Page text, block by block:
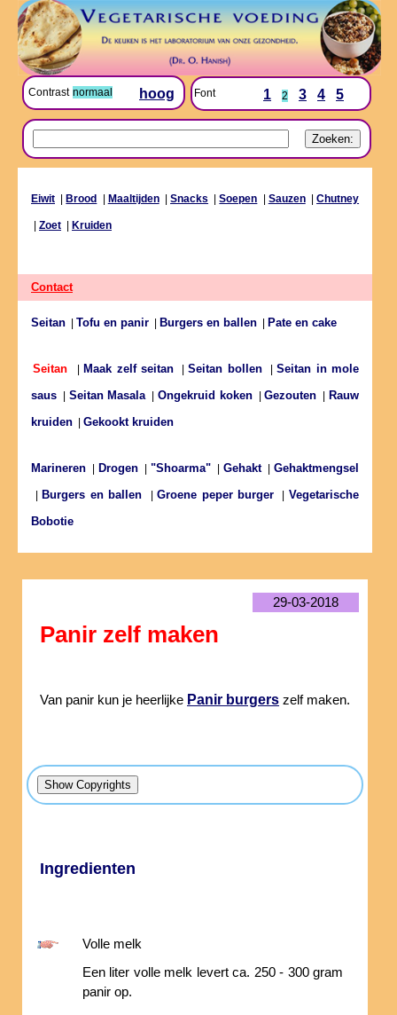
Contrast normaal hoog Font 1 2 3 4 5
Eiwit Brood Maaltijden|Snacks |Soepen Sauzen|Chutney
Zoet Kruiden
Contact
Seitan Tofu en panir Burgers en ballen Pate en cake
Seitan Maak zelf seitan |Seitan bollen|Seitan in mole
saus
Seitan Masala|Ongekruid koken|Gezouten
Rauw
kruiden
Gekookt kruiden
Marineren Drogen "Shoarma" Gehakt|Gehaktmengsel
Burgers en ballen |Groene peper burger |Vegetarische
Bobotie
29-03-2018
Panir zelf maken
Van panir kun je heerlijke Panir burgers zelf maken.
Ingredienten
Volle melk
Een liter volle melk levert ca. 250 - 300 gram
panir op.